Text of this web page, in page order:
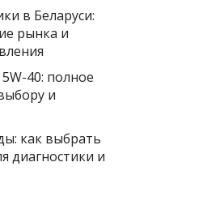
в Беларуси:
рынка и
40: полное
и
как выбрать
диагностики и